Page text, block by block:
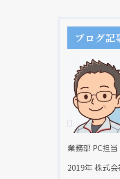
ブログ記
業務部 PC担当
2019年 株式